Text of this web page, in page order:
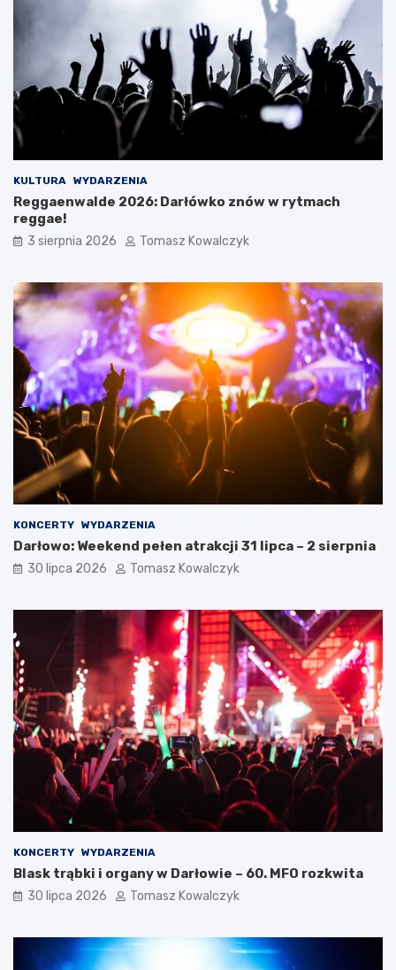
KULTURA WYDARZENIA
Reggaenwalde 2026: Darłówko znów w rytmach
reggae!
3 sierpnia 2026 Tomasz Kowalczyk
KONCERTY WYDARZENIA
Darłowo: Weekend pełen atrakcji 31 lipca – 2 sierpnia
30 lipca 2026 Tomasz Kowalczyk
KONCERTY WYDARZENIA
Blask trąbki i organy w Darłowie – 60. MFO rozkwita
30 lipca 2026 Tomasz Kowalczyk